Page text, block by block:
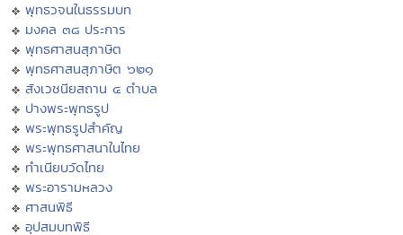
พุทธวจนในธรรมบท
มงคล ๓๘ ประการ
พุทธศาสนสุภาษิต
พุทธศาสนสุภาษิต ๖๒๑
สังเวชนียสถาน ๔ ตำบล
ปางพระพุทธรูป
พระพุทธรูปสำคัญ
พระพุทธศาสนาในไทย
ทำเนียบวัดไทย
พระอารามหลวง
ศาสนพิธี
อุปสมบทพิธี